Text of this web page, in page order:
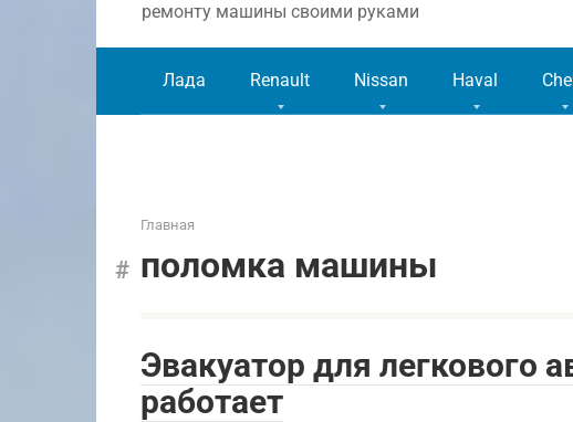
ремонту машины своими руками
Лада Renault Nissan Haval
Главная
поломка машины
Эвакуатор для легкового
работает